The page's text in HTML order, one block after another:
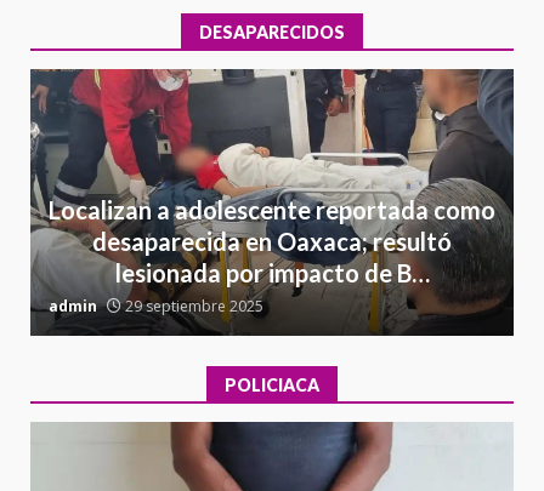
DESAPARECIDOS
Localizan a adolescente reportada como
desaparecida en Oaxaca; resultó
lesionada por impacto de B…
admin 29 septiembre 2025
POLICIACA